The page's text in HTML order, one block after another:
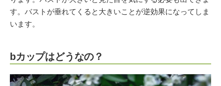
す。バストが垂れてくると大きいことが逆効果になってしま
います。
bカップはどうなの？